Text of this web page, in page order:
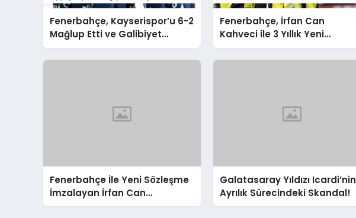
Fenerbahçe, Kayserispor’u 6-2
Mağlup Etti ve Galibiyet
Serisini Sürdürdü
Fenerbahçe, İrfan Can
Kahveci ile 3 Yıllık Yeni
Sözleşme İmzaladı
Fenerbahçe İle Yeni Sözleşme
İmzalayan İrfan Can
Kahveci’nin Maaşı %100 Arttı
Galatasaray Yıldızı Icardi’nin
Ayrılık Sürecindeki Skandal!